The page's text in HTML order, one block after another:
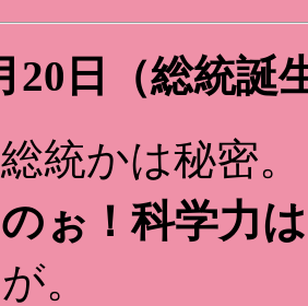
20日（総統誕
統かは秘密。
ぉ！科学力
。